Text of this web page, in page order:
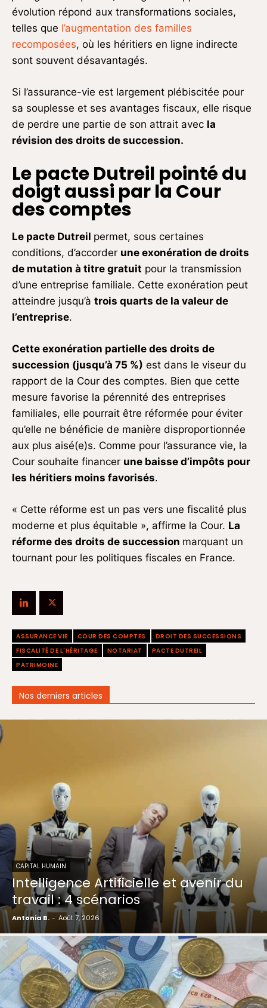
évolution répond aux transformations sociales,
telles que l’augmentation des familles
recomposées, où les héritiers en ligne indirecte
sont souvent désavantagés.
Si l’assurance-vie est largement plébiscitée pour
sa souplesse et ses avantages fiscaux, elle risque
de perdre une partie de son attrait avec la
révision des droits de succession.
Le pacte Dutreil pointé du
doigt aussi par la Cour
des comptes
Le pacte Dutreil permet, sous certaines
conditions, d’accorder une exonération de droits
de mutation à titre gratuit pour la transmission
d’une entreprise familiale. Cette exonération peut
atteindre jusqu’à trois quarts de la valeur de
l’entreprise.
Cette exonération partielle des droits de
succession (jusqu’à 75 %) est dans le viseur du
rapport de la Cour des comptes. Bien que cette
mesure favorise la pérennité des entreprises
familiales, elle pourrait être réformée pour éviter
qu’elle ne bénéficie de manière disproportionnée
aux plus aisé(e)s. Comme pour l’assurance vie, la
Cour souhaite financer une baisse d’impôts pour
les héritiers moins favorisés.
« Cette réforme est un pas vers une fiscalité plus
moderne et plus équitable », affirme la Cour. La
réforme des droits de succession marquant un
tournant pour les politiques fiscales en France.
ASSURANCE VIE COUR DES COMPTES
DROIT DES SUCCESSIONS
FISCALITÉ DE L'HÉRITAGE
NOTARIAT
PACTE DUTREIL
PATRIMOINE
Nos derniers articles
CAPITAL HUMAIN
Intelligence Artificielle et avenir du
travail : 4 scénarios
Antonia B. - Août 7, 2026